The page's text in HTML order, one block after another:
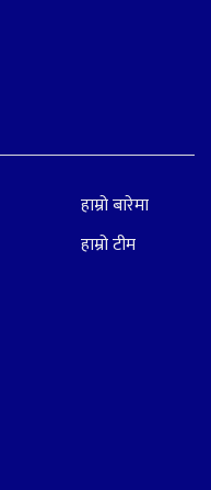
हाम्रो बारेमा
हाम्रो टीम